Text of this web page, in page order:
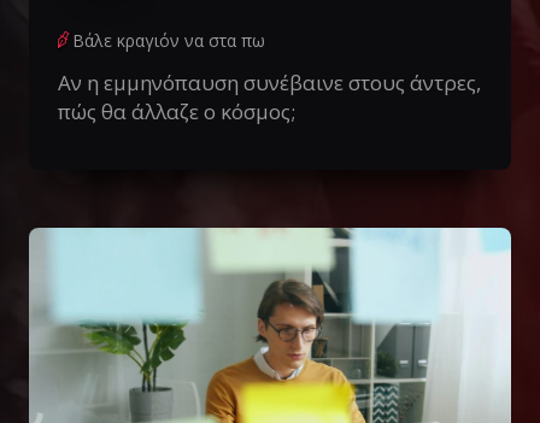
Βάλε κραγιόν να στα πω
Αν η εμμηνόπαυση συνέβαινε στους άντρες,
πώς θα άλλαζε ο κόσμος;